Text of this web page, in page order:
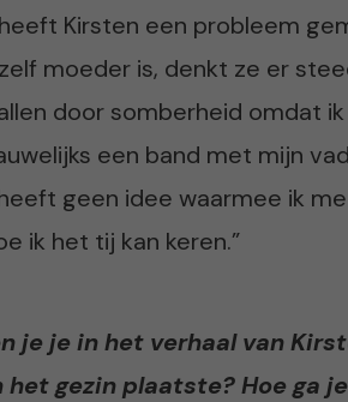
Kirsten een probleem
moeder is, denkt ze er
door somberheid omdat
een band met mijn
geen idee waarmee ik
ik het tij kan keren.”
je je in het verhaal van
het gezin plaatste? Hoe ga